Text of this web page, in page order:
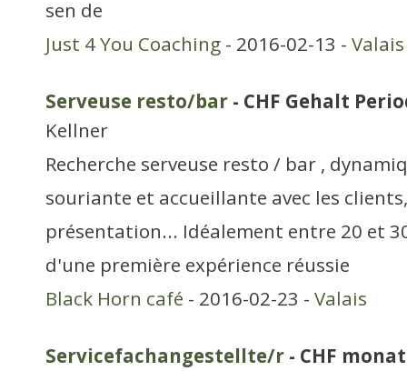
sen de
Just 4 You Coaching - 2016-02-13 - Valais
Serveuse resto/bar - CHF Gehalt
Kellner
Recherche serveuse resto / bar ,
souriante et accueillante avec les clients,
présentation... Idéalement entre 20 et
d'une première expérience réussie
Black Horn café - 2016-02-23 - Valais
Servicefachangestellte/r - CHF